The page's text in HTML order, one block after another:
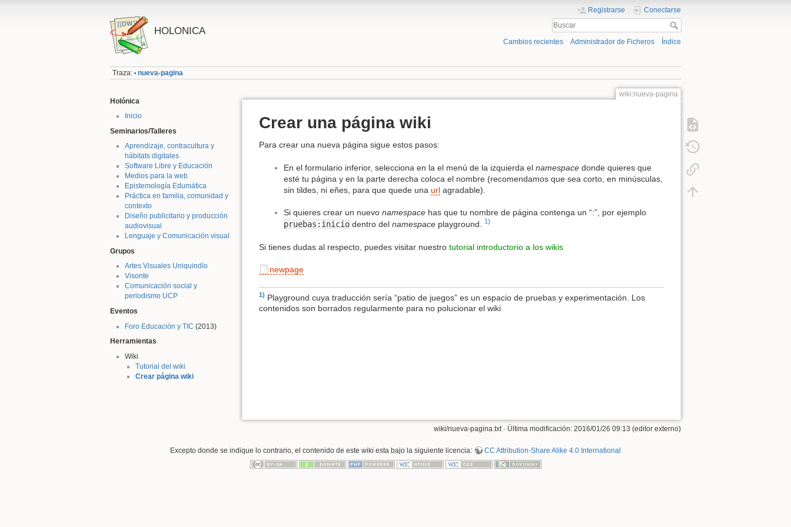
HOLONICA
Registrarse Conectarse
Cambios recientes Administrador de Ficheros Índice
Traza: • nueva-pagina
Holónica
Inicio
Seminarios/Talleres
Aprendizaje, contracultura y
hábitats digitales
Software Libre y Educación
Medios para la web
Epistemología Edumática
Práctica en familia, comunidad y
contexto
Diseño publicitario y producción
audiovisual
Lenguaje y Comunicación visual
Grupos
Artes Visuales Uniquindío
Visonte
Comunicación social y
periodismo UCP
Eventos
Foro Educación y TIC (2013)
Herramientas
Wiki
Tutorial del wiki
Crear página wiki
wiki:nueva-pagina
Crear una página wiki
Para crear una nueva página sigue estos pasos:
En el formulario inferior, selecciona en la el menú de la izquierda el namespace donde quieres que
esté tu página y en la parte derecha coloca el nombre (recomendamos que sea corto, en minúsculas,
sin tildes, ni eñes, para que quede una url agradable).
Si quieres crear un nuevo namespace has que tu nombre de página contenga un “:”, por ejemplo
pruebas:inicio dentro del namespace playground. 1)
Si tienes dudas al respecto, puedes visitar nuestro tutorial introductorio a los wikis
newpage
1) Playground cuya traducción sería “patio de juegos” es un espacio de pruebas y experimentación. Los
contenidos son borrados regularmente para no polucionar el wiki
wiki/nueva-pagina.txt· Última modificación: 2016/01/26 09:13 (editor externo)
Excepto donde se indique lo contrario, el contenido de este wiki esta bajo la siguiente licencia: CC Attribution-Share Alike 4.0 International